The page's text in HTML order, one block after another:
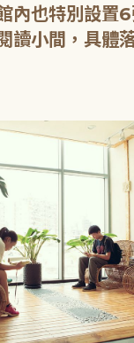
內也特別設置
讀小間，具體